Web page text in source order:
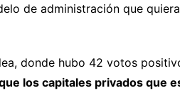
de administración que
donde hubo 42 votos
los capitales privados que